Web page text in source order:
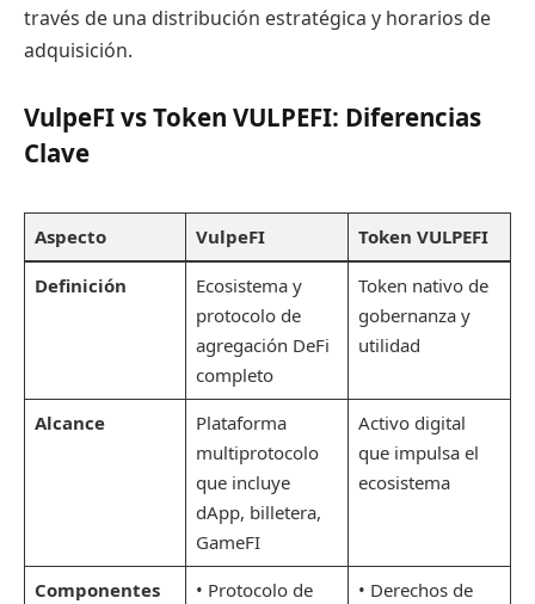
través de una distribución estratégica y horarios de
adquisición.
VulpeFI vs Token VULPEFI: Diferencias
Clave
Aspecto VulpeFI Token VULPEFI
Definición
Ecosistema y
protocolo de
agregación DeFi
completo
Token nativo de
gobernanza y
utilidad
Alcance
Plataforma
multiprotocolo
que incluye
dApp, billetera,
GameFI
Activo digital
que impulsa el
ecosistema
Componentes
• Protocolo de
• Derechos de